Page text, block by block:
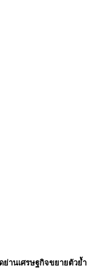
านเศรษฐกิจขยายตัวย้ำ